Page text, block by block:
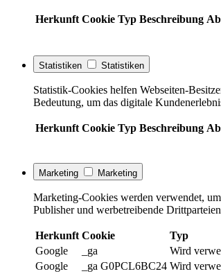
Herkunft Cookie Typ Beschreibung
Statistiken Statistiken
Statistik-Cookies helfen Webseiten-
Bedeutung, um das digitale
Herkunft Cookie Typ Beschreibung
Marketing Marketing
Marketing-Cookies werden verwendet,
Publisher und werbetreibende
Herkunft Cookie Typ
Google
_ga Wird
Google
_ga G0PCL6BC24 Wird